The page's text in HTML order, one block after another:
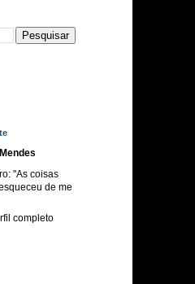
''As coisas
de me
completo